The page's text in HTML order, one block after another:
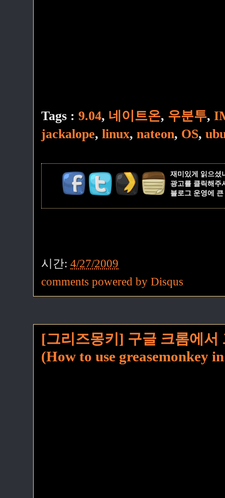
Tags : 9.04, 네이트온, 우분투,
jackalope, linux, nateon, OS,
재미있게 읽으셨
광고를 클릭해주
블로그 운영에
시간: 4/27/2009
comments powered by Disqus
[그리즈몽키] 구글 크롬에서
(How to use greasemonkey